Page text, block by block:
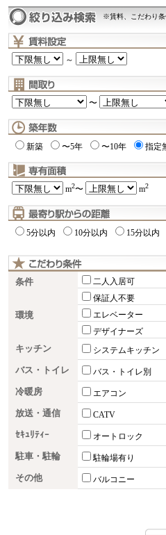
※賃料、こだわり条
～
〜
新築 〜5年 〜10年 指定
m2〜 m2
5分以内 10分以内 15分以内
条件 二人入居可
保証人不要
環境 エレベーター
デザイナーズ
キッチン システムキッチン
バス・トイレ バス・トイレ別
冷暖房 エアコン
放送・通信 CATV
ｾｷｭﾘﾃｨｰ オートロック
駐車・駐輪 駐輪場有り
その他 バルコニー